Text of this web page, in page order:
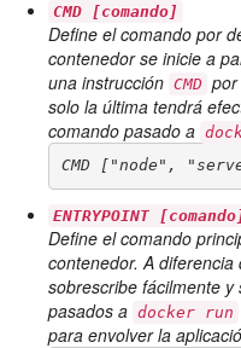
CMD [comando]
Define el comando por
contenedor se inicie a
una instrucción CMD
solo la última tendrá
comando pasado a
CMD ["node",
ENTRYPOINT
Define el comando
contenedor. A diferencia
sobrescribe fácilmente
pasados a docker run
para envolver la